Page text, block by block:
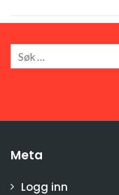
Meta
Logg inn